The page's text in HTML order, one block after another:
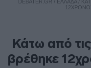
DEBATER.GR / ΕΛΛΑΔΑ/
Κάτω από
βρέθηκε